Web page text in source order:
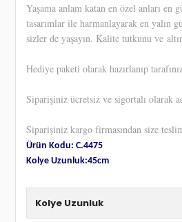
Yaşama anlam katan en özel anları en
tasarımlar ile harmanlayarak en yalın
sizler de yaşayın. Kalite tutkunu ve
Hediye paketi olarak hazırlanıp
Siparişiniz ücretsiz ve sigortalı olarak
Siparişiniz kargo firmasından size
Ürün Kodu: C.4475
Kolye Uzunluk:45cm
Kolye Uzunluk